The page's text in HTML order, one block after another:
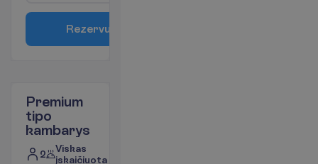
Rezervu
Premium
tipo
kambarys
2
Viskas
įskaičiuota